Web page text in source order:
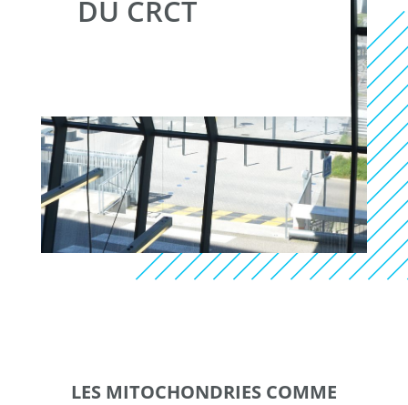
DU CRCT
LES MITOCHONDRIES COMME